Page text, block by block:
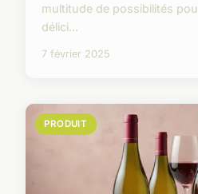
multitude de possibilités
délici...
7 février 2025
PRODUIT